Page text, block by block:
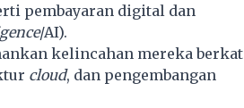
pembayaran digital dan
/AI).
kelincahan mereka berkat
cloud, dan pengembangan